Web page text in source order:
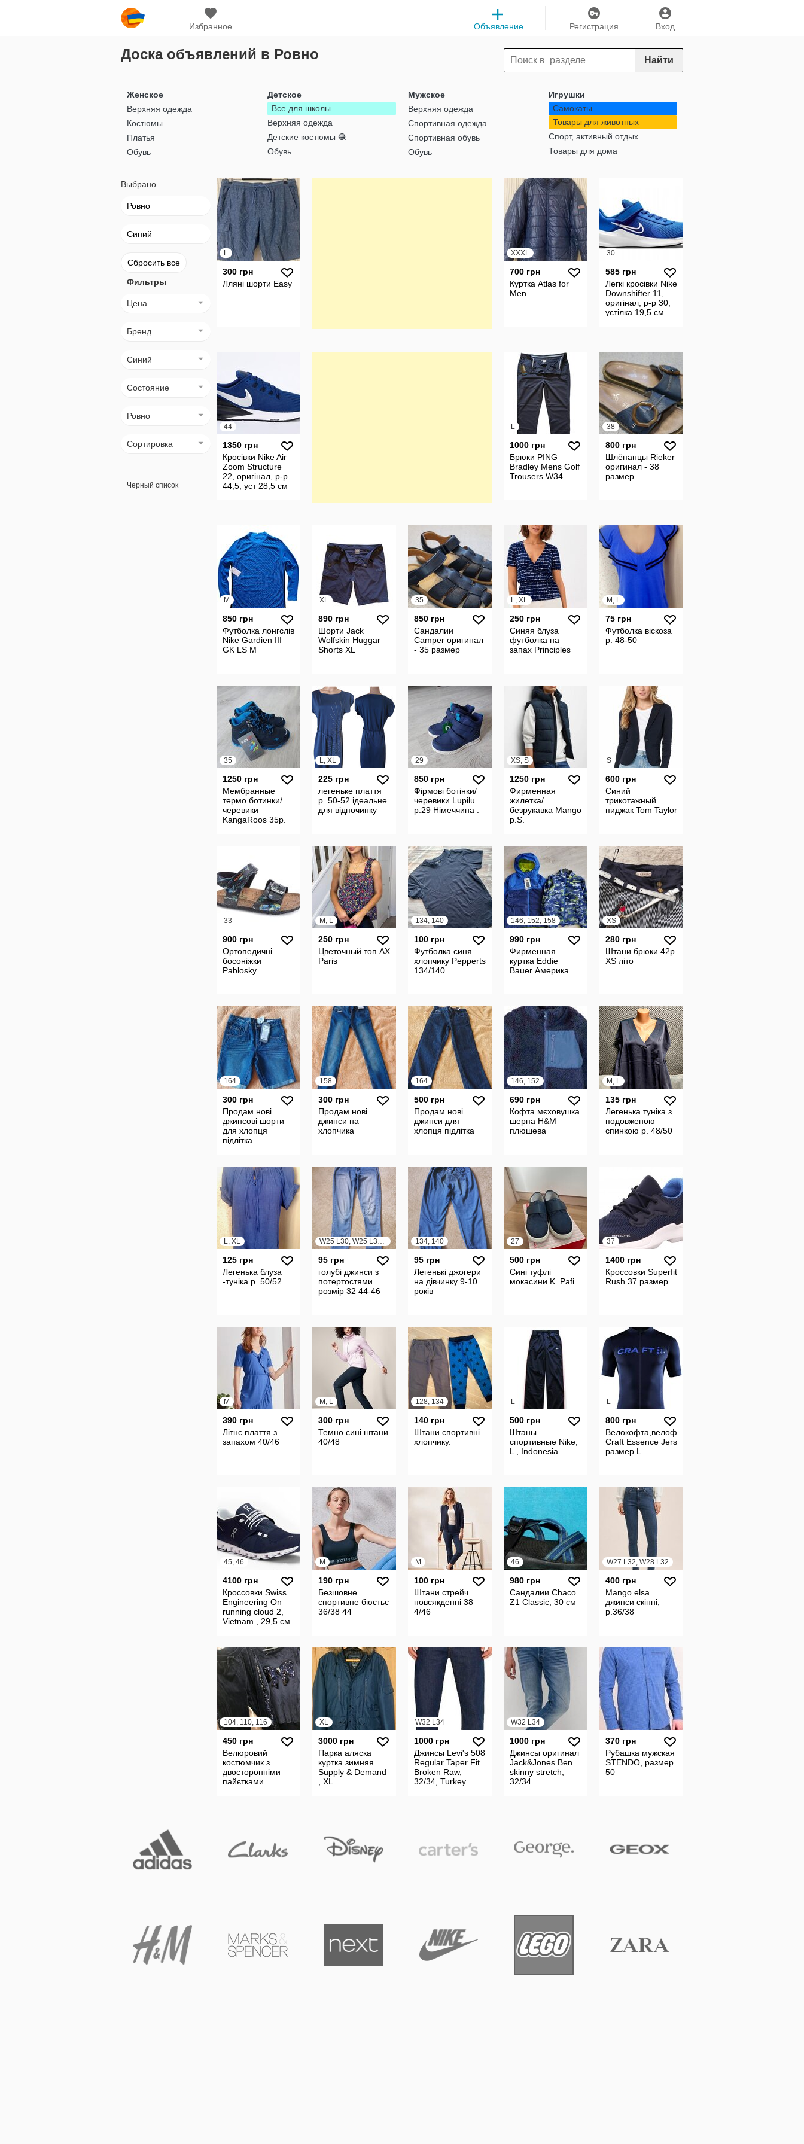
Избранное Вход
Регистрация
Объявление
Доска объявлений в Ровно Найти
Женское
Верхняя одежда
Костюмы
Платья
Обувь
Детское
Все для школы
Верхняя одежда
Детские костюмы 🧶
Обувь
Мужское
Верхняя одежда
Спортивная одежда
Спортивная обувь
Обувь
Игрушки
Самокаты
Товары для животных
Спорт, активный отдых
Товары для дома
Выбрано
Ровно
Синий
Сбросить все
Фильтры
Цена
Бренд
Синий
Состояние
Ровно
Сортировка
Черный список
L
300 грн
Лляні шорти Easy
XXXL
700 грн
Куртка Atlas for
Men
30
585 грн
Легкі кросівки Nike
Downshifter 11,
оригінал, р-р 30,
устілка 19,5 см
44
1350 грн
Кросівки Nike Air
Zoom Structure
22, оригінал, р-р
44,5, уст 28,5 см
L
1000 грн
Брюки PING
Bradley Mens Golf
Trousers W34
38
800 грн
Шлёпанцы Rieker
оригинал - 38
размер
M
850 грн
Футболка лонгслів
Nike Gardien III
GK LS М
XL
890 грн
Шорти Jack
Wolfskin Huggar
Shorts XL
35
850 грн
Сандалии
Camper оригинал
- 35 размер
L, XL
250 грн
Синяя блуза
футболка на
запах Principles
M, L
75 грн
Футболка віскоза
р. 48-50
35
1250 грн
Мембранные
термо ботинки/
черевики
KangaRoos 35р.
L, XL
225 грн
легеньке плаття
р. 50-52 ідеальне
для відпочинку
29
850 грн
Фірмові ботінки/
черевики Lupilu
р.29 Німеччина .
XS, S
1250 грн
Фирменная
жилетка/
безрукавка Mango
р.S.
S
600 грн
Синий
трикотажный
пиджак Tom Taylor
33
900 грн
Ортопедичні
босоніжки
Pablosky
M, L
250 грн
Цветочный топ AX
Paris
134, 140
100 грн
Футболка синя
хлопчику Pepperts
134/140
146, 152, 158
990 грн
Фирменная
куртка Eddie
Bauer Америка .
XS
280 грн
Штани брюки 42р.
XS літо
164
300 грн
Продам нові
джинсові шорти
для хлопця
підлітка
158
300 грн
Продам нові
джинси на
хлопчика
164
500 грн
Продам нові
джинси для
хлопця підлітка
146, 152
690 грн
Кофта мєховушка
шерпа H&M
плюшева
M, L
135 грн
Легенька туніка з
подовженою
спинкою р. 48/50
L, XL
125 грн
Легенька блуза
-туніка р. 50/52
W25 L30, W25 L32, W25 L34
95 грн
голубі джинси з
потертостями
розмір 32 44-46
134, 140
95 грн
Легенькі джогери
на дівчинку 9-10
років
27
500 грн
Сині туфлі
мокасини K. Pafi
37
1400 грн
Кроссовки Superfit
Rush 37 размер
M
390 грн
Літнє плаття з
запахом 40/46
M, L
300 грн
Темно сині штани
40/48
128, 134
140 грн
Штани спортивні
хлопчику.
L
500 грн
Штаны
спортивные Nike,
L , Indonesia
L
800 грн
Велокофта,велофутболка
Craft Essence Jersey M,
размер L
45, 46
4100 грн
Кроссовки Swiss
Engineering On
running cloud 2,
Vietnam , 29,5 см
M
190 грн
Безшовне
спортивне бюстьє
36/38 44
M
100 грн
Штани стрейч
повсякденні 38
4/46
46
980 грн
Сандалии Chaco
Z1 Classic, 30 см
W27 L32, W28 L32
400 грн
Mango elsa
джинси скінні,
р.36/38
104, 110, 116
450 грн
Велюровий
костюмчик з
двосторонніми
пайєтками
XL
3000 грн
Парка аляска
куртка зимняя
Supply & Demand
, XL
W32 L34
1000 грн
Джинсы Levi's 508
Regular Taper Fit
Broken Raw,
32/34, Turkey
W32 L34
1000 грн
Джинсы оригинал
Jack&Jones Ben
skinny stretch,
32/34
370 грн
Рубашка мужская
STENDO, размер
50